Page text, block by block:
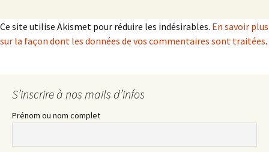
Ce site utilise Akismet pour réduire les indésirables. En savoir plus
sur la façon dont les données de vos commentaires sont traitées.
S’inscrire à nos mails d’infos
Prénom ou nom complet